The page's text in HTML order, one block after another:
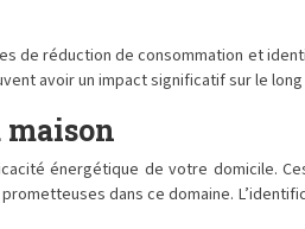
de réduction de consommation et
avoir un impact significatif sur le
maison
énergétique de votre domicile.
dans ce domaine.